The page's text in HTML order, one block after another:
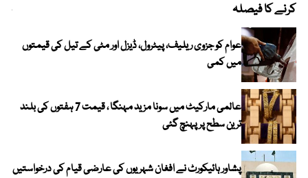
کرنے کا فیصلہ
عوام کو جزوی ریلیف، پیٹرول، ڈیزل اور مٹی کے تیل کی قیمتوں
میں کمی
عالمی مارکیٹ میں سونا مزید مہنگا ، قیمت 7 ہفتوں کی بلند
ترین سطح پر پہنچ گئی
پشاور ہائیکورٹ نے افغان شہریوں کی عارضی قیام کی درخواستیں